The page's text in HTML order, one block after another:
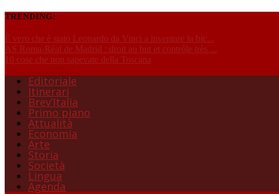
TRENDING:
È vero che è stato Leonardo da Vinci a inventare la bic...
AS Roma-Réal de Madrid : droit au but et contrôle très ...
10 cose che non sapevate della Toscana
Editoriale
Itinerari
Brev’Italia
Primo piano
Attualità
Economia
Arte
Storia
Società
Lingua
Agenda